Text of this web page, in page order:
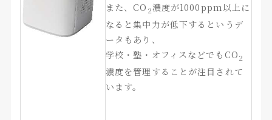
また、CO 2濃度が1000ppm以上に
なると集中力が低下するというデ
ータもあり、
学校・塾・オフィスなどでもCO2
濃度を管理することが注目されて
います。